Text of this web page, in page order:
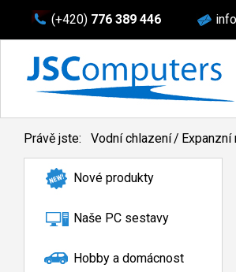
(+420) 776 389 446
Právě jste: Vodní chlazení/ Expanzní
Nové produkty
Naše PC sestavy
Hobby a domácnost